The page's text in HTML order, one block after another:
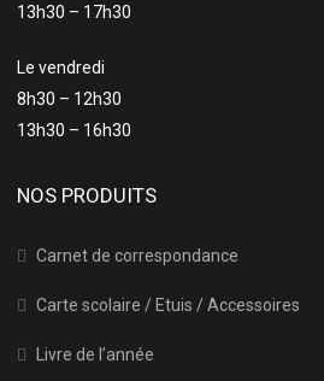
13h30 – 17h30
Le vendredi
8h30 – 12h30
13h30 – 16h30
NOS PRODUITS
Carnet de correspondance
Carte scolaire / Etuis / Accessoires
Livre de l’année